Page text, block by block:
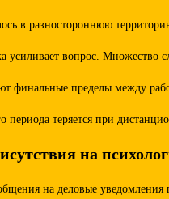
в разностороннюю
усиливает вопрос.
финальные пределы между
периода теряется при
на
на деловые уведомления